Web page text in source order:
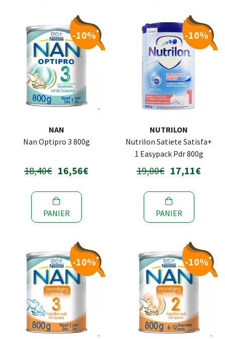
-10%*
NAN
Nan Optipro 3 800g
18,40€ 16,56€
PANIER
-10%*
NUTRILON
Nutrilon Satiete Satisfa+
1 Easypack Pdr 800g
19,00€ 17,11€
PANIER
-10%* -10%*